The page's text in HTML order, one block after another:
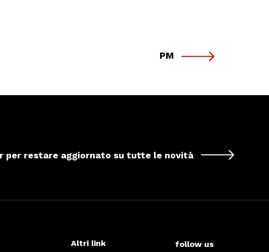
PM
restare aggiornato su tutte le novità
Altri link
follow us